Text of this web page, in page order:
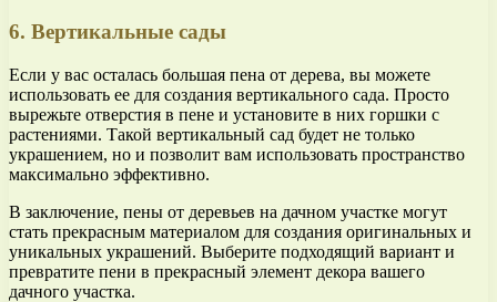
6. Вертикальные сады
Если у вас осталась большая пена от дерева, вы можете
использовать ее для создания вертикального сада. Просто
вырежьте отверстия в пене и установите в них горшки с
растениями. Такой вертикальный сад будет не только
украшением, но и позволит вам использовать пространство
максимально эффективно.
В заключение, пены от деревьев на дачном участке могут
стать прекрасным материалом для создания оригинальных и
уникальных украшений. Выберите подходящий вариант и
превратите пени в прекрасный элемент декора вашего
дачного участка.